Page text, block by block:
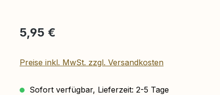
Regulärer Preis:
5,95 €
Preise inkl. MwSt. zzgl. Versandkosten
Sofort verfügbar, Lieferzeit: 2-5 Tage